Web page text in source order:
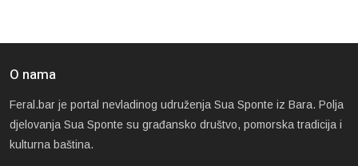
O nama
Feral.bar je portal nevladinog udruženja Sua Sponte iz Bara. Polja
djelovanja Sua Sponte su građansko društvo, pomorska tradicija i
kulturna baština.